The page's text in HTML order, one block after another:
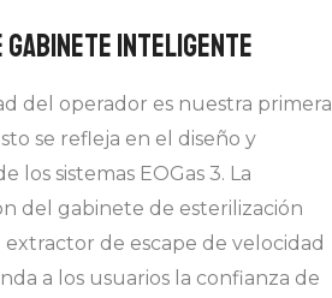
gabinete inteligente
del operador es nuestra primera
se refleja en el diseño y
los sistemas EOGas 3. La
del gabinete de esterilización
extractor de escape de velocidad
a los usuarios la confianza de